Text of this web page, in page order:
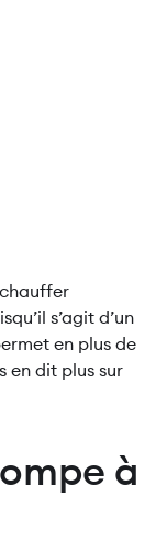
s’agit d’un
en plus de
en dit plus sur
à